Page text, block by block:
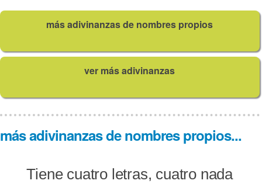
más adivinanzas de nombres propios
ver más adivinanzas
más adivinanzas de nombres propios...
Tiene cuatro letras, cuatro nada